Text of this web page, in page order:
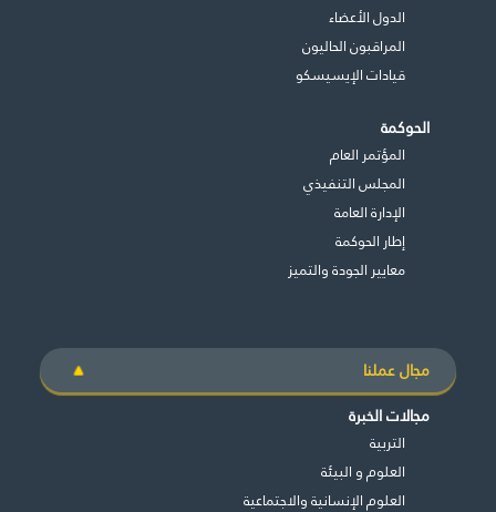
الدول الأعضاء
المراقبون الحاليون
قيادات الإيسيسكو
الحوكمة
المؤتمر العام
المجلس التنفيذي
اﻹدارة العامة
إطار الحوكمة
معايير الجودة والتميز
مجال عملنا
مجالات الخبرة
التربية
العلوم و البيئة
العلوم الإنسانية والاجتماعية